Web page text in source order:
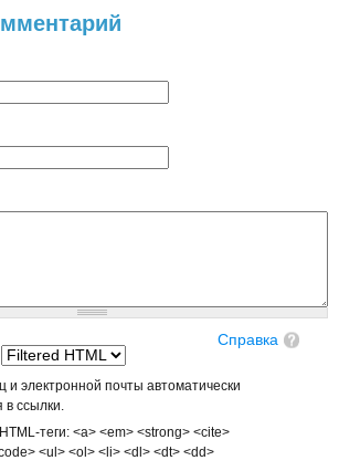
Справка
и электронной почты автоматически
ссылки.
теги: <a> <em> <strong> <cite>
<ul> <ol> <li> <dl> <dt> <dd>